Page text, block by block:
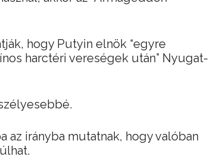
hogy Putyin elnök “egyre
harctéri vereségek után” Nyugat-
az irányba mutatnak, hogy valóban